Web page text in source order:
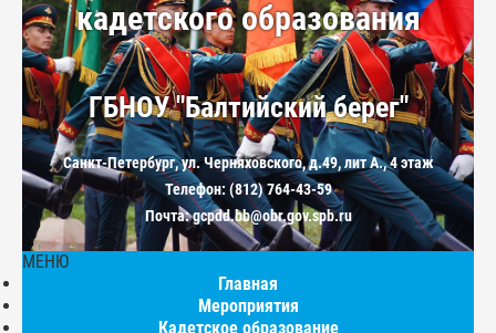
кадетского образования
ГБНОУ "Балтийский берег"
Санкт-Петербург, ул. Черняховского, д.49, лит А., 4 этаж
Телефон: (812) 764-43-59
Почта: gcpdd.bb@obr.gov.spb.ru
МЕНЮ
Главная
Мероприятия
Кадетское образование